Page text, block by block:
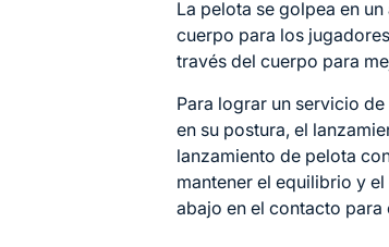
La pelota se golpea en
cuerpo para los
través del cuerpo para
Para lograr un servicio
en su postura, el
lanzamiento de pelota
mantener el equilibrio y
abajo en el contacto